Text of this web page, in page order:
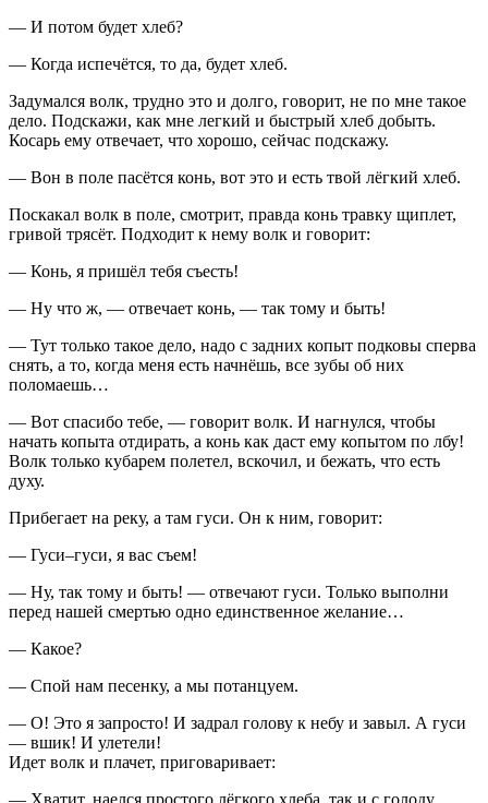
― И потом будет хлеб?
― Когда испечётся, то да, будет хлеб.
Задумался волк, трудно это и долго, говорит, не по мне такое
дело. Подскажи, как мне легкий и быстрый хлеб добыть.
Косарь ему отвечает, что хорошо, сейчас подскажу.
― Вон в поле пасётся конь, вот это и есть твой лёгкий хлеб.
Поскакал волк в поле, смотрит, правда конь травку щиплет,
гривой трясёт. Подходит к нему волк и говорит:
― Конь, я пришёл тебя съесть!
― Ну что ж, ― отвечает конь, ― так тому и быть!
― Тут только такое дело, надо с задних копыт подковы сперва
снять, а то, когда меня есть начнёшь, все зубы об них
поломаешь…
― Вот спасибо тебе, ― говорит волк. И нагнулся, чтобы
начать копыта отдирать, а конь как даст ему копытом по лбу!
Волк только кубарем полетел, вскочил, и бежать, что есть
духу.
Прибегает на реку, а там гуси. Он к ним, говорит:
― Гуси–гуси, я вас съем!
― Ну, так тому и быть! ― отвечают гуси. Только выполни
перед нашей смертью одно единственное желание…
― Какое?
― Спой нам песенку, а мы потанцуем.
― О! Это я запросто! И задрал голову к небу и завыл. А гуси
― вшик! И улетели!
Идет волк и плачет, приговаривает:
― Хватит, наелся простого лёгкого хлеба, так и с голоду